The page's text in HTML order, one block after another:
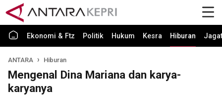
Ekonomi & Ftz Politik Hukum Kesra Hiburan Jagat
ANTARA Hiburan
Mengenal Dina Mariana dan karya-
karyanya